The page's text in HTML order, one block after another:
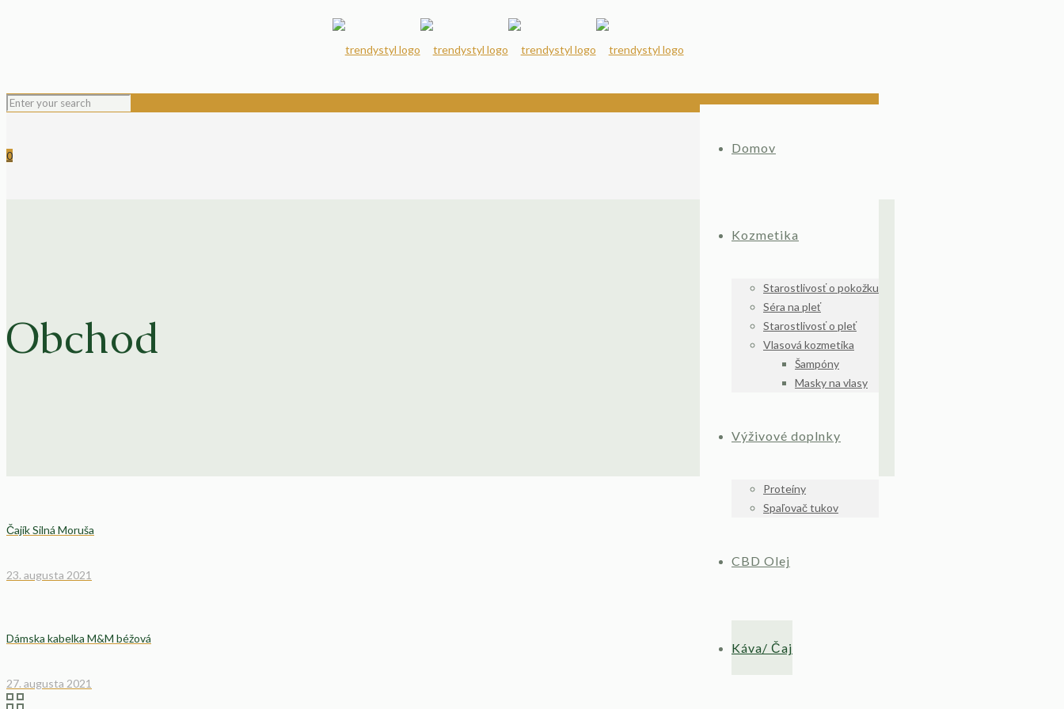
Domov
Kozmetika
Starostlivosť o pokožku
Séra na pleť
Starostlivosť o pleť
Vlasová kozmetika
Šampóny
Masky na vlasy
Výživové doplnky
Proteíny
Spaľovač tukov
CBD Olej
Káva/ Čaj
0
Obchod
Čajík Silná Moruša
23. augusta 2021
Dámska kabelka M&M béžová
27. augusta 2021